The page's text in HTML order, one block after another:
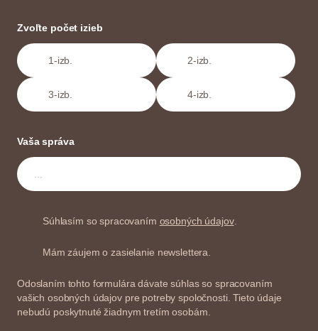
Zvoľte počet izieb
1-izb. 2-izb.
3-izb. 4-izb.
Vaša správa
Súhlasím so spracovaním osobných údajov.
Mám záujem o zasielanie newslettera.
Odoslaním tohto formulára dávate súhlas so spracovaním
vašich osobných údajov pre potreby spoločnosti. Tieto údaje
nebudú poskytnuté žiadnym tretím osobám.